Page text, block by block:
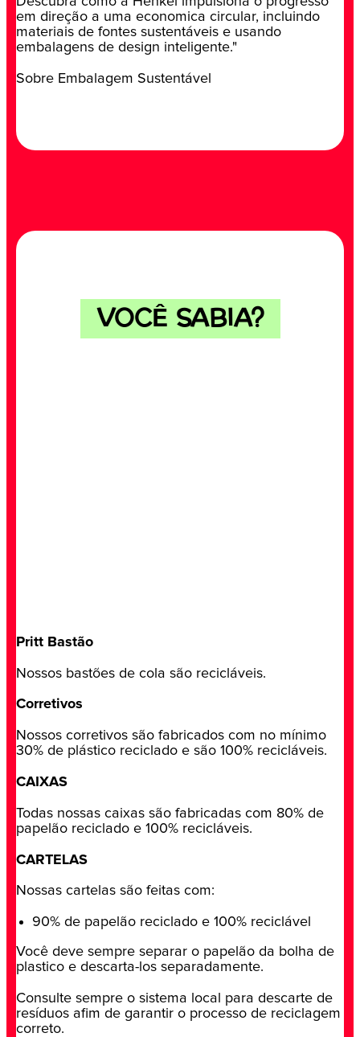
em direção a uma economica circular, incluindo
materiais de fontes sustentáveis e usando
embalagens de design inteligente."
Sobre Embalagem Sustentável
VOCÊ SABIA?
Pritt Bastão
Nossos bastões de cola são recicláveis.
Corretivos
Nossos corretivos são fabricados com no mínimo
30% de plástico reciclado e são 100% recicláveis.
CAIXAS
Todas nossas caixas são fabricadas com 80% de
papelão reciclado e 100% recicláveis.
CARTELAS
Nossas cartelas são feitas com:
90% de papelão reciclado e 100% reciclável
Você deve sempre separar o papelão da bolha de
plastico e descarta-los separadamente.
Consulte sempre o sistema local para descarte de
resíduos afim de garantir o processo de reciclagem
correto.